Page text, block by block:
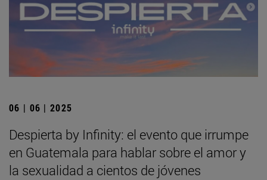
06 | 06 | 2025
Despierta by Infinity: el evento que irrumpe
en Guatemala para hablar sobre el amor y
la sexualidad a cientos de jóvenes